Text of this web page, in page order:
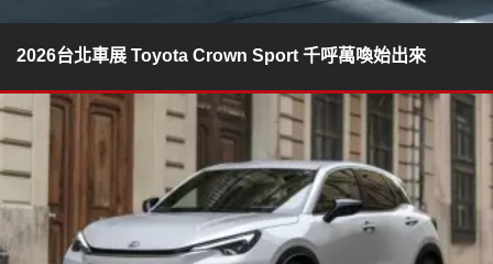
2026台北車展 Toyota Crown Sport 千呼萬喚始出來